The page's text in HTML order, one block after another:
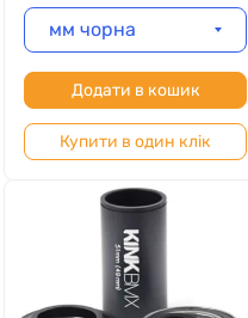
мм чорна
Додати в кошик
Купити в один клік